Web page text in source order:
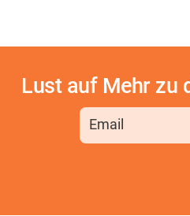
Lust auf Mehr zu